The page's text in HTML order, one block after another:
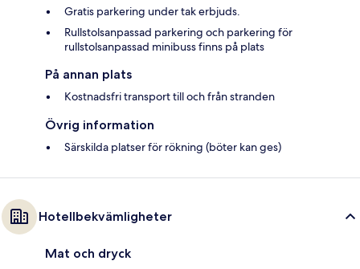
Gratis parkering under tak erbjuds.
Rullstolsanpassad parkering och parkering för
rullstolsanpassad minibuss finns på plats
På annan plats
Kostnadsfri transport till och från stranden
Övrig information
Särskilda platser för rökning (böter kan ges)
Hotellbekvämligheter
Mat och dryck